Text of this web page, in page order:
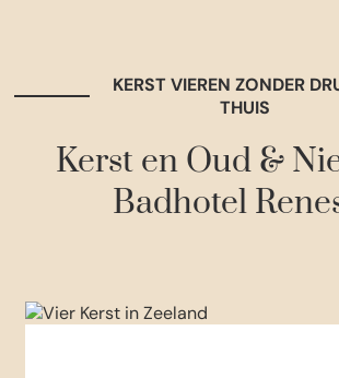
KERST VIEREN ZONDER
THUIS
Kerst en Oud &
Badhotel